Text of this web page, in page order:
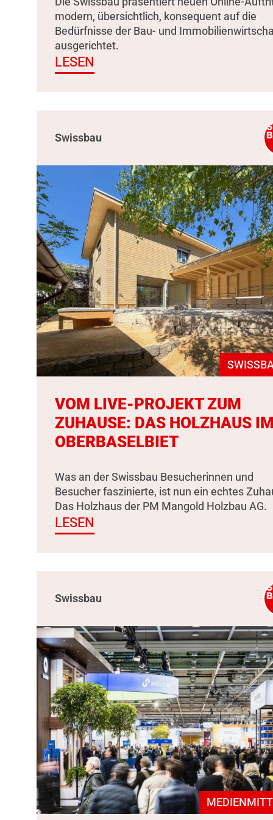
modern, übersichtlich, konsequent auf die
Bedürfnisse der Bau- und
ausgerichtet.
LESEN
Swissbau
VOM LIVE-PROJEKT ZUM
ZUHAUSE: DAS HOLZHAUS
OBERBASELBIET
Was an der Swissbau Besucherinnen und
Besucher faszinierte, ist nun ein echtes
Das Holzhaus der PM Mangold Holzbau AG.
LESEN
Swissbau